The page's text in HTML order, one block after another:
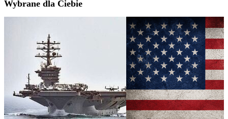
Wybrane dla Ciebie